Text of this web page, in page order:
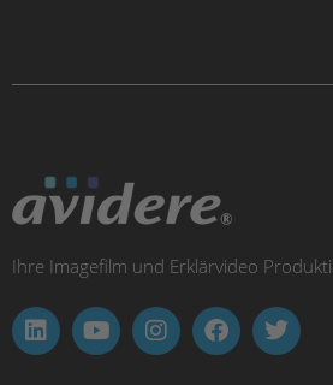
Ihre Imagefilm und Erklärvideo